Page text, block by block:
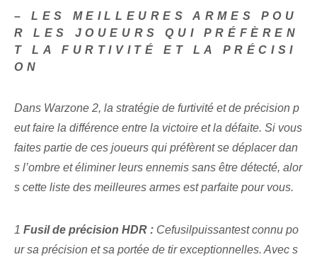
– LES MEILLEURES ARMES POU
R LES JOUEURS QUI PRÉFÈREN
T LA FURTIVITÉ ET LA PRÉCISI
ON
Dans Warzone 2, la stratégie de furtivité et de précision p
eut faire la différence entre la victoire et la défaite. Si vous
faites partie de ces joueurs qui préfèrent se déplacer dan
s l’ombre et éliminer leurs ennemis sans être détecté, alor
s cette liste des meilleures armes est parfaite pour vous.
1 Fusil de précision HDR : Ce⁤fusil⁢puissant⁢est connu⁣ po
ur sa précision et sa portée de tir exceptionnelles⁢. Avec s